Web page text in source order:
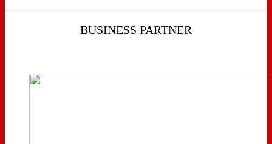
BUSINESS PARTNER